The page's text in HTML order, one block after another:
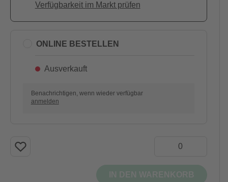
Verfügbarkeit im Markt prüfen
ONLINE BESTELLEN
Ausverkauft
Benachrichtigen, wenn wieder verfügbar
anmelden